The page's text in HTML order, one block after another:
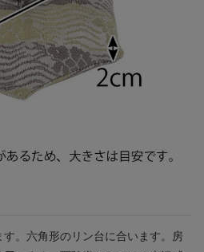
。六角形のリン台に合います。房